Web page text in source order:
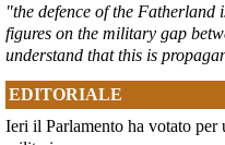
"the defence of the Fatherland
figures on the military gap
understand that this is
EDITORIALE
Ieri il Parlamento ha votato per